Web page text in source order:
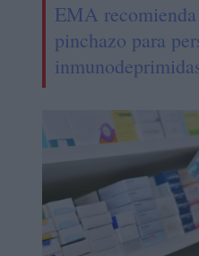
EMA
pinchazo para